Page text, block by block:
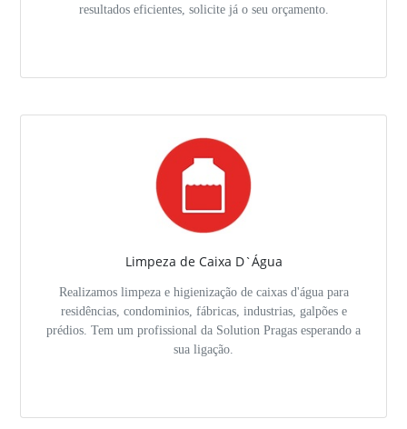
resultados eficientes, solicite já o seu orçamento.
Limpeza de Caixa D`Água
Realizamos limpeza e higienização de caixas d'água para
residências, condominios, fábricas, industrias, galpões e
prédios. Tem um profissional da Solution Pragas esperando a
sua ligação.